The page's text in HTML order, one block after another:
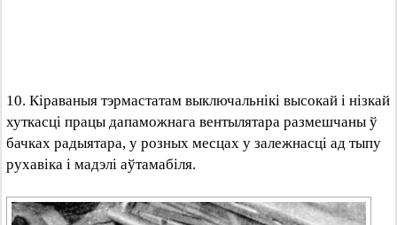
10. Кіраваныя тэрмастатам выключальнікі высокай і нізкай
хуткасці працы дапаможнага вентылятара размешчаны ў
бачках радыятара, у розных месцах у залежнасці ад тыпу
рухавіка і мадэлі аўтамабіля.